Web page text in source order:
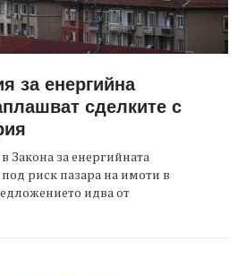
за енергийна
сделките с
за енергийната
риск пазара на имоти в
идва от